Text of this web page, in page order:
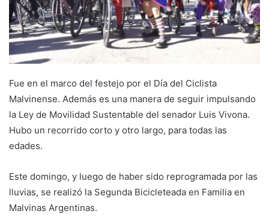
Fue en el marco del festejo por el Día del Ciclista
Malvinense. Además es una manera de seguir impulsando
la Ley de Movilidad Sustentable del senador Luis Vivona.
Hubo un recorrido corto y otro largo, para todas las
edades.
Este domingo, y luego de haber sido reprogramada por las
lluvias, se realizó la Segunda Bicicleteada en Familia en
Malvinas Argentinas.